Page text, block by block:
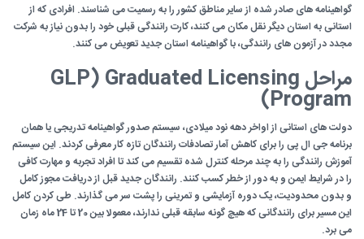
گواهینامه های صادر شده از سایر مناطق کشور را به رسمیت می شناسند. افرادی که از
استانی به استان دیگر نقل مکان می کنند، کارت رانندگی قبلی خود را بدون نیاز به شرکت
مجدد در آزمون های رانندگی، با گواهینامه استان جدید تعویض می کنند.
مراحل GLP) Graduated Licensing
Program)
دولت های استانی از اواخر دهه نود میلادی، سیستم صدور گواهینامه تدریجی یا همان
برنامه جی ال پی را برای کاهش آمار تصادفات رانندگان تازه کار معرفی کردند. این سیستم
آموزش رانندگی را به چند مرحله کنترل شده تقسیم می کند تا افراد تجربه و مهارت کافی
را در شرایط ایمن و به دور از خطر کسب کنند. رانندگان جدید قبل از دریافت مجوز کامل
و بدون محدودیت، یک دوره آزمایشی و تمرینی را پشت سر می گذارند. طی کردن کامل
این مسیر برای رانندگانی که هیچ گونه سابقه قبلی ندارند، معمولا بین 20 تا 24 ماه زمان
می برد.